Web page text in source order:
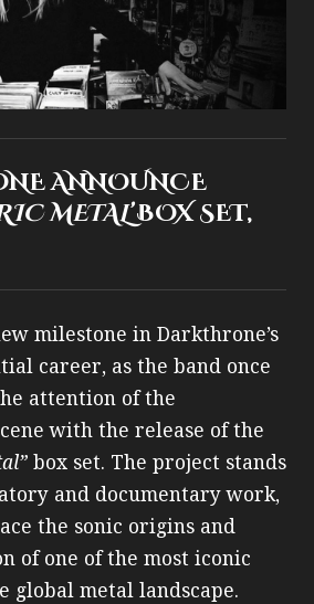
ANNOUNCE
METAL’BOX SET,
milestone in Darkthrone’s
career, as the band once
attention of the
with the release of the
box set. The project stands
and documentary work,
the sonic origins and
of one of the most iconic
global metal landscape.